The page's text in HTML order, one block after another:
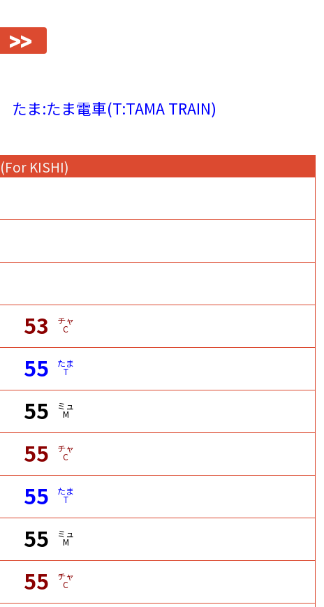
>>
たま:たま電車(T:TAMA TRAIN)
(For KISHI)
53 チャ
C
55 たま
T
55 ミュ
M
55 チャ
C
55 たま
T
55 ミュ
M
55 チャ
C